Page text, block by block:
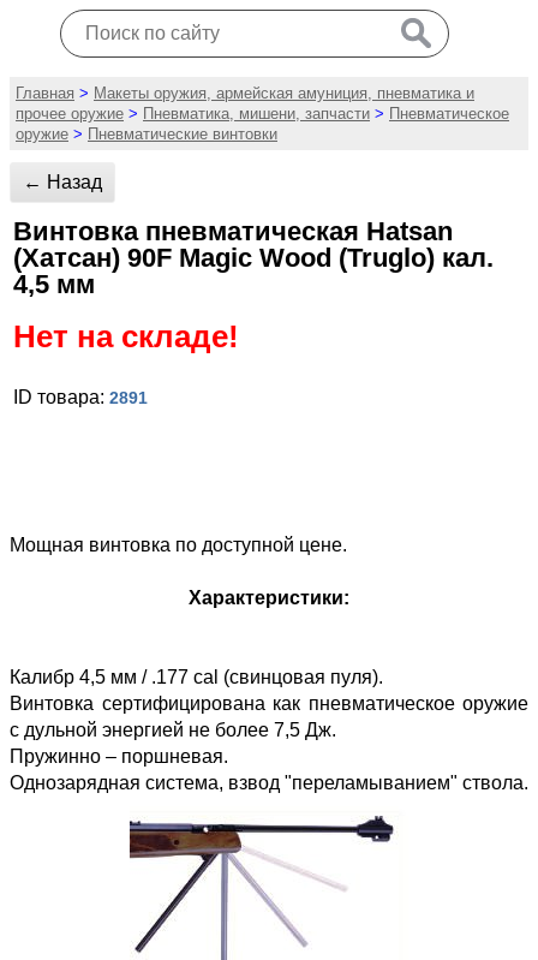
Главная > Макеты оружия, армейская амуниция, пневматика и
прочее оружие > Пневматика, мишени, запчасти > Пневматическое
оружие > Пневматические винтовки
← Назад
Винтовка пневматическая Hatsan
(Хатсан) 90F Magic Wood (Truglo) кал.
4,5 мм
Нет на складе!
ID товара: 2891
Мощная винтовка по доступной цене.
Характеристики:
Калибр 4,5 мм / .177 cal (свинцовая пуля).
Винтовка сертифицирована как пневматическое оружие
с дульной энергией не более 7,5 Дж.
Пружинно – поршневая.
Однозарядная система, взвод "переламыванием" ствола.